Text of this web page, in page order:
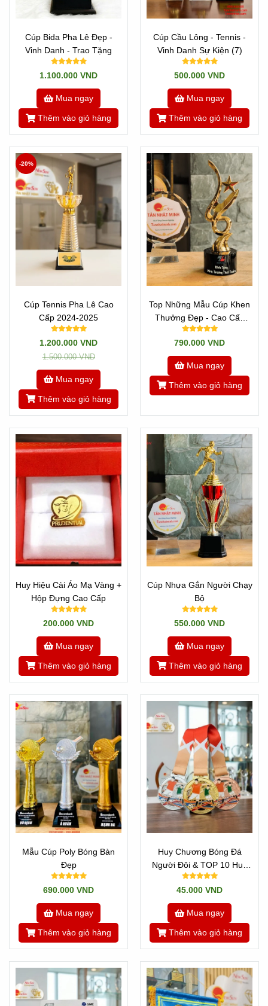
Cúp Bida Pha Lê Đẹp -
Vinh Danh - Trao Tặng
1.100.000 VND
Mua ngay
Thêm vào giỏ hàng
Cúp Cầu Lông - Tennis -
Vinh Danh Sự Kiện (7)
500.000 VND
Mua ngay
Thêm vào giỏ hàng
Cúp Tennis Pha Lê Cao
Cấp 2024-2025
1.200.000 VND
1.500.000 VND
-20%
Mua ngay
Thêm vào giỏ hàng
Top Những Mẫu Cúp Khen
Thưởng Đẹp - Cao Cấp
Sao Lửa
790.000 VND
Mua ngay
Thêm vào giỏ hàng
Huy Hiệu Cài Áo Mạ Vàng +
Hộp Đựng Cao Cấp
200.000 VND
Mua ngay
Thêm vào giỏ hàng
Cúp Nhựa Gắn Người Chạy
Bộ
550.000 VND
Mua ngay
Thêm vào giỏ hàng
Mẫu Cúp Poly Bóng Bàn
Đẹp
690.000 VND
Mua ngay
Thêm vào giỏ hàng
Huy Chương Bóng Đá
Người Đôi & TOP 10 Huy
Chương Bóng Đá Mẫu Đẹp
Có Sẵn
45.000 VND
Mua ngay
Thêm vào giỏ hàng